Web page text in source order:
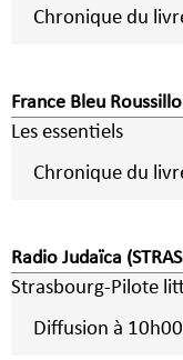
France Bleu
Les essentiels
Chronique du
Radio Judaïca
Strasbourg-Pilote
Diffusion à 10h00